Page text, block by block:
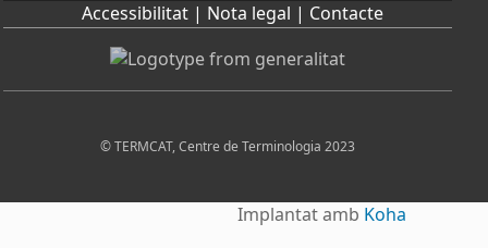
Accessibilitat | Nota legal | Contacte
© TERMCAT, Centre de Terminologia 2023
Implantat amb Koha